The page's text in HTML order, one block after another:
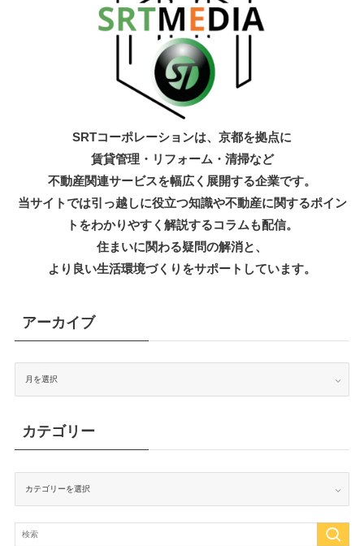
SRTコーポレーションは、京都を拠点に
賃貸管理・リフォーム・清掃など
不動産関連サービスを幅広く展開する企業です。
当サイトでは引っ越しに役立つ知識や不動産に関するポイン
トをわかりやすく解説するコラムも配信。
住まいに関わる疑問の解消と、
より良い生活環境づくりをサポートしています。
アーカイブ
カ
カテゴリー
ゴ